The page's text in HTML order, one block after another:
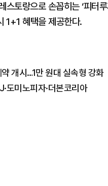
토랑으로 손꼽히는 ‘피터
1+1 혜택을 제공한다.
개시…1만 원대 실속형 강화
도미노피자·더본코리아